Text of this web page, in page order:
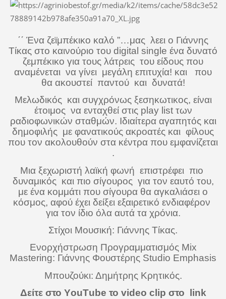
΄΄ Ένα ζεϊμπέκικο καλό ”…μας λεει ο Γιάννης
Τίκας στο καινούριο τoυ digital single ένα δυνατό
ζεμπέκικο για τους λάτρεις του είδους που
αναμένεται να γίνει μεγάλη επιτυχία! και
που
θα ακουστεί παντού και δυνατά!
Μελωδικός και συγχρόνως ξεσηκωτικος, είναι
έτοιμος να ενταχθεί στις play listτων
ραδιοφωνικών σταθμών. Ιδιαίτερα αγαπητός και
δημοφιλής με φανατικούς ακροατές και φίλους
που τον ακολουθούν στα κέντρα που εμφανίζεται
.
Μια ξεχωριστή λαϊκή φωνή επιστρέφει πιο
δυναμικός και πιο σίγουρος για τον εαυτό του,
με ένα κομμάτι που σίγουρα θα αγκαλιάσει ο
κόσμος, αφού έχει δείξει εξαιρετικό ενδιαφέρον
για τον ίδιο όλα αυτά τα χρόνια.
Στίχοι Μουσική: Γιάννης Τίκας.
Ενορχήστρωση Προγραμματισμός Mix
Mastering: Γιάννης Φουστέρης Studio Emphasis
Μπουζούκι: Δημήτρης Κρητικός.
Δείτε στο ΥouΤube το video clip στο link